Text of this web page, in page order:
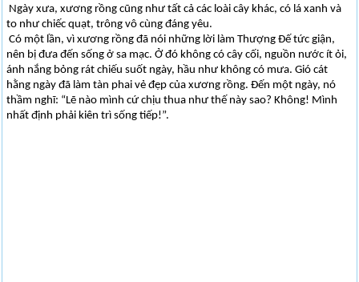
Ngày xưa, xương rồng cũng như tất cả các loài cây khác, có lá xanh và
to như chiếc quạt, trông vô cùng đáng yêu.
Có một lần, vì xương rồng đã nói những lời làm Thượng Đế tức giận,
nên bị đưa đến sống ở sa mạc. Ở đó không có cây cối, nguồn nước ít ỏi,
ánh nắng bỏng rát chiếu suốt ngày, hầu như không có mưa. Gió cát
hằng ngày đã làm tàn phai vẻ đẹp của xương rồng. Đến một ngày, nó
thầm nghĩ: “Lẽ nào mình cứ chịu thua như thế này sao? Không! Mình
nhất định phải kiên trì sống tiếp!”.